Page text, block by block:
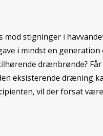
stigninger i
i mindst en
drænbrønde?
eksisterende
vil der forsat